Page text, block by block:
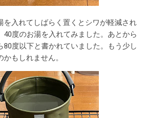
を入れてしばらく置くとシワが軽減され
40度のお湯を入れてみました。あとから
80度以下と書かれていました。もう少し
もしれません。